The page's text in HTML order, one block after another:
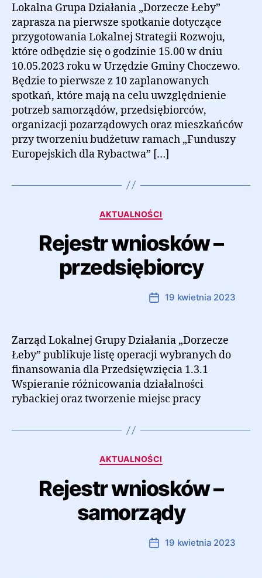
Lokalna Grupa Działania „Dorzecze Łeby”
zaprasza na pierwsze spotkanie dotyczące
przygotowania Lokalnej Strategii Rozwoju,
które odbędzie się o godzinie 15.00 w dniu
10.05.2023 roku w Urzędzie Gminy Choczewo.
Będzie to pierwsze z 10 zaplanowanych
spotkań, które mają na celu uwzględnienie
potrzeb samorządów, przedsiębiorców,
organizacji pozarządowych oraz mieszkańców
przy tworzeniu budżetuw ramach „Funduszy
Europejskich dla Rybactwa” […]
Kategorie
AKTUALNOŚCI
Rejestr wniosków –
przedsiębiorcy
Data19 kwietnia 2023
Zarząd Lokalnej Grupy Działania „Dorzecze
Łeby” publikuje listę operacji wybranych do
finansowania dla Przedsięwzięcia 1.3.1
Wspieranie różnicowania działalności
rybackiej oraz tworzenie miejsc pracy
Kategorie
AKTUALNOŚCI
Rejestr wniosków –
samorządy
Data19 kwietnia 2023